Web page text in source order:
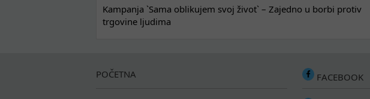
Kampanja `Sama oblikujem svoj život` – Zajedno u borbi protiv
trgovine ljudima
POČETNA FACEBOOK